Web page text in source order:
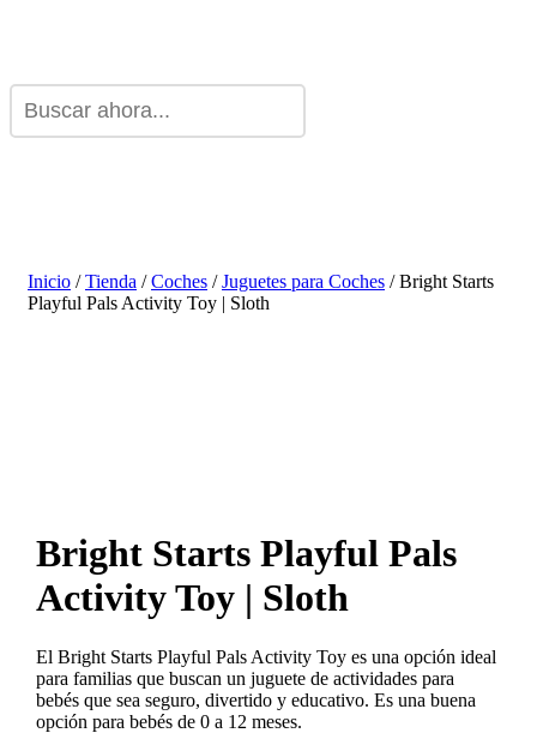
Inicio /Tienda /Coches /Juguetes para Coches / Bright Starts
Playful Pals Activity Toy | Sloth
Bright Starts Playful Pals
Activity Toy | Sloth
El Bright Starts Playful Pals Activity Toy es una opción ideal
para familias que buscan un juguete de actividades para
bebés que sea seguro, divertido y educativo. Es una buena
opción para bebés de 0 a 12 meses.